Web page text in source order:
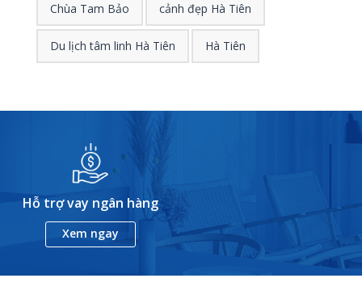
Chùa Tam Bảo cảnh đẹp Hà Tiên
Du lịch tâm linh Hà Tiên Hà Tiên
Hỗ trợ vay ngân hàng
Xem ngay